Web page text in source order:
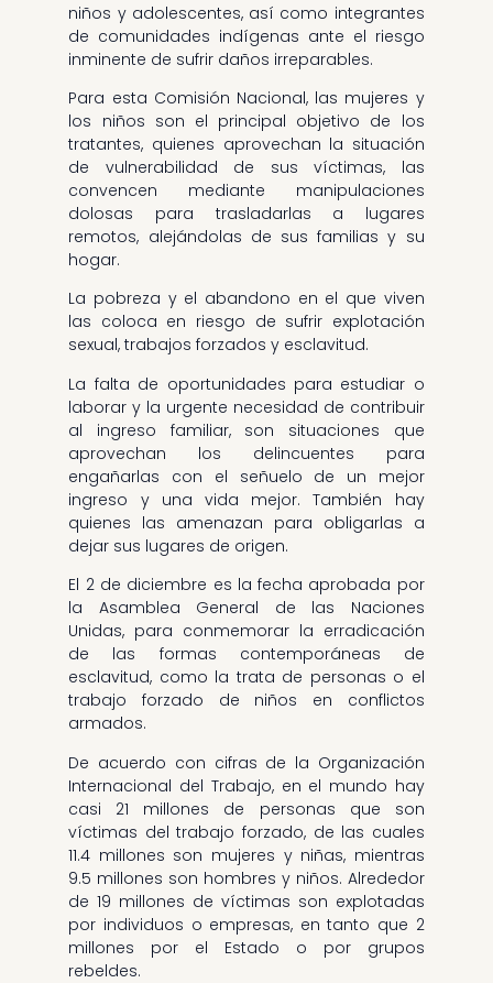
niños y adolescentes, así como integrantes
de comunidades indígenas ante el riesgo
inminente de sufrir daños irreparables.
Para esta Comisión Nacional, las mujeres y
los niños son el principal objetivo de los
tratantes, quienes aprovechan la situación
de vulnerabilidad de sus víctimas, las
convencen mediante manipulaciones
dolosas para trasladarlas a lugares
remotos, alejándolas de sus familias y su
hogar.
La pobreza y el abandono en el que viven
las coloca en riesgo de sufrir explotación
sexual, trabajos forzados y esclavitud.
La falta de oportunidades para estudiar o
laborar y la urgente necesidad de contribuir
al ingreso familiar, son situaciones que
aprovechan los delincuentes para
engañarlas con el señuelo de un mejor
ingreso y una vida mejor. También hay
quienes las amenazan para obligarlas a
dejar sus lugares de origen.
El 2 de diciembre es la fecha aprobada por
la Asamblea General de las Naciones
Unidas, para conmemorar la erradicación
de las formas contemporáneas de
esclavitud, como la trata de personas o el
trabajo forzado de niños en conflictos
armados.
De acuerdo con cifras de la Organización
Internacional del Trabajo, en el mundo hay
casi 21 millones de personas que son
víctimas del trabajo forzado, de las cuales
11.4 millones son mujeres y niñas, mientras
9.5 millones son hombres y niños. Alrededor
de 19 millones de víctimas son explotadas
por individuos o empresas, en tanto que 2
millones por el Estado o por grupos
rebeldes.